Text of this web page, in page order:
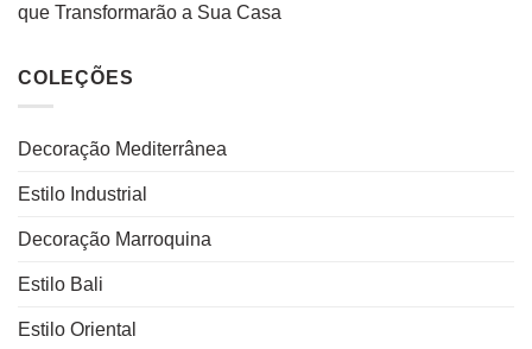
que Transformarão a Sua Casa
COLEÇÕES
Decoração Mediterrânea
Estilo Industrial
Decoração Marroquina
Estilo Bali
Estilo Oriental